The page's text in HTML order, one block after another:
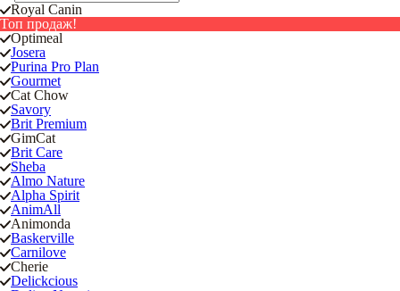
Royal Canin
Топ продаж!
Optimeal
Josera
Purina Pro Plan
Gourmet
Cat Chow
Savory
Brit Premium
GimCat
Brit Care
Sheba
Almo Nature
Alpha Spirit
AnimAll
Animonda
Baskerville
Carnilove
Cherie
Delickcious